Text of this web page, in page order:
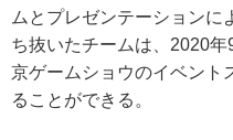
ムとプレゼンテーションに
ち抜いたチームは、2020
京ゲームショウのイベント
ることができる。